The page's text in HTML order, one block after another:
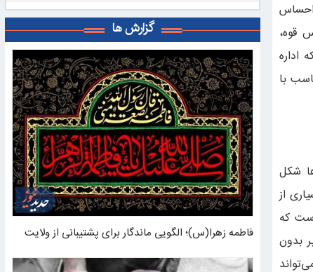
احساس
قوه،
اداره
با
شکل
از
که
بدون
گزارش ها
فاطمه زهرا(س)؛ الگویی ماندگار برای پشتیبانی از ولایت